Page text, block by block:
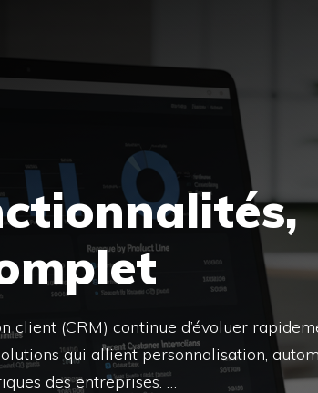
client (CRM) continue d’évoluer
qui allient personnalisation,
des entreprises. …